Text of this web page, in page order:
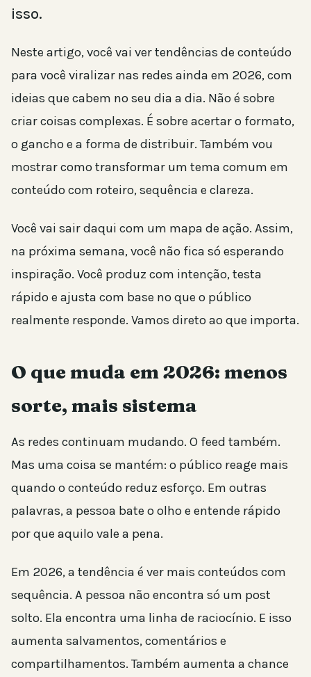
isso.
Neste artigo, você vai ver tendências de conteúdo
para você viralizar nas redes ainda em 2026, com
ideias que cabem no seu dia a dia. Não é sobre
criar coisas complexas. É sobre acertar o formato,
o gancho e a forma de distribuir. Também vou
mostrar como transformar um tema comum em
conteúdo com roteiro, sequência e clareza.
Você vai sair daqui com um mapa de ação. Assim,
na próxima semana, você não fica só esperando
inspiração. Você produz com intenção, testa
rápido e ajusta com base no que o público
realmente responde. Vamos direto ao que importa.
O que muda em 2026: menos
sorte, mais sistema
As redes continuam mudando. O feed também.
Mas uma coisa se mantém: o público reage mais
quando o conteúdo reduz esforço. Em outras
palavras, a pessoa bate o olho e entende rápido
por que aquilo vale a pena.
Em 2026, a tendência é ver mais conteúdos com
sequência. A pessoa não encontra só um post
solto. Ela encontra uma linha de raciocínio. E isso
aumenta salvamentos, comentários e
compartilhamentos. Também aumenta a chance